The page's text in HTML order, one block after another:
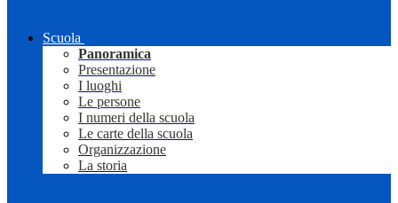
Scuola
Panoramica
Presentazione
I luoghi
Le persone
I numeri della scuola
Le carte della scuola
Organizzazione
La storia